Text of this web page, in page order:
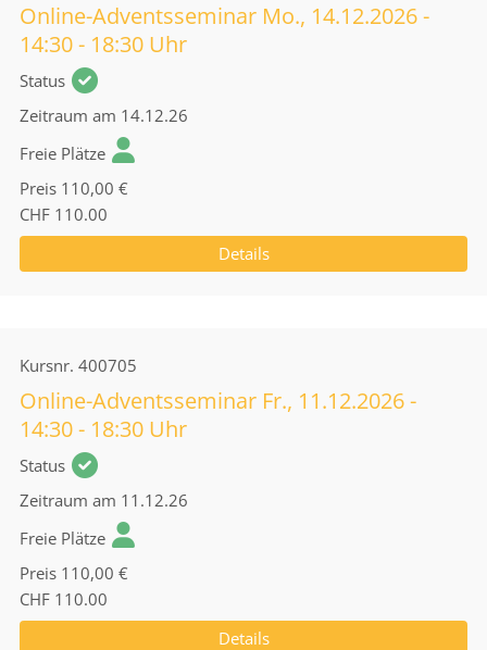
Online-Adventsseminar Mo., 14.12.2026 -
14:30 - 18:30 Uhr
Status
Zeitraum am 14.12.26
Freie Plätze
Preis 110,00 €
CHF 110.00
Details
Kursnr. 400705
Online-Adventsseminar Fr., 11.12.2026 -
14:30 - 18:30 Uhr
Status
Zeitraum am 11.12.26
Freie Plätze
Preis 110,00 €
CHF 110.00
Details